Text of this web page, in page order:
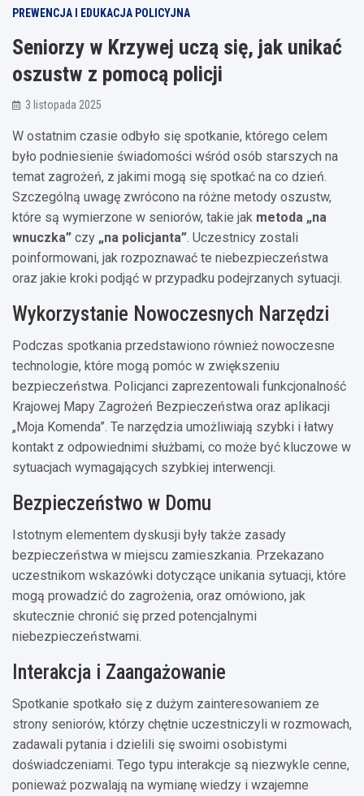
PREWENCJA I EDUKACJA POLICYJNA
Seniorzy w Krzywej uczą się, jak unikać
oszustw z pomocą policji
3 listopada 2025
W ostatnim czasie odbyło się spotkanie, którego celem
było podniesienie świadomości wśród osób starszych na
temat zagrożeń, z jakimi mogą się spotkać na co dzień.
Szczególną uwagę zwrócono na różne metody oszustw,
które są wymierzone w seniorów, takie jak metoda „na
wnuczka” czy „na policjanta”. Uczestnicy zostali
poinformowani, jak rozpoznawać te niebezpieczeństwa
oraz jakie kroki podjąć w przypadku podejrzanych sytuacji.
Wykorzystanie Nowoczesnych Narzędzi
Podczas spotkania przedstawiono również nowoczesne
technologie, które mogą pomóc w zwiększeniu
bezpieczeństwa. Policjanci zaprezentowali funkcjonalność
Krajowej Mapy Zagrożeń Bezpieczeństwa oraz aplikacji
„Moja Komenda”. Te narzędzia umożliwiają szybki i łatwy
kontakt z odpowiednimi służbami, co może być kluczowe w
sytuacjach wymagających szybkiej interwencji.
Bezpieczeństwo w Domu
Istotnym elementem dyskusji były także zasady
bezpieczeństwa w miejscu zamieszkania. Przekazano
uczestnikom wskazówki dotyczące unikania sytuacji, które
mogą prowadzić do zagrożenia, oraz omówiono, jak
skutecznie chronić się przed potencjalnymi
niebezpieczeństwami.
Interakcja i Zaangażowanie
Spotkanie spotkało się z dużym zainteresowaniem ze
strony seniorów, którzy chętnie uczestniczyli w rozmowach,
zadawali pytania i dzielili się swoimi osobistymi
doświadczeniami. Tego typu interakcje są niezwykle cenne,
ponieważ pozwalają na wymianę wiedzy i wzajemne